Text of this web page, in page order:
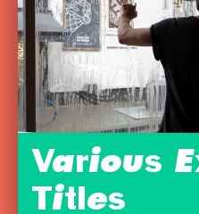
Various
Titles